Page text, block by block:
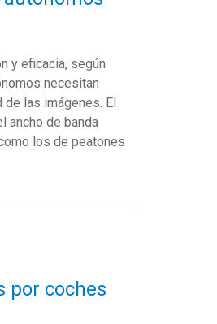
y eficacia, según
necesitan
las imágenes. El
ancho de banda
los de peatones
por coches